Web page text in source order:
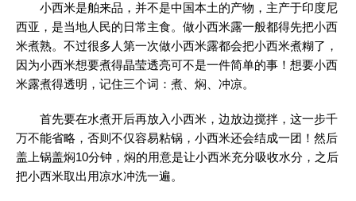
小西米是舶来品，并不是中国本土的产物，主产于印度尼
西亚，是当地人民的日常主食。做小西米露一般都得先把小西
米煮熟。不过很多人第一次做小西米露都会把小西米煮糊了，
因为小西米想要煮得晶莹透亮可不是一件简单的事！想要小西
米露煮得透明，记住三个词：煮、焖、冲凉。
首先要在水煮开后再放入小西米，边放边搅拌，这一步千
万不能省略，否则不仅容易粘锅，小西米还会结成一团！然后
盖上锅盖焖10分钟，焖的用意是让小西米充分吸收水分，之后
把小西米取出用凉水冲洗一遍。